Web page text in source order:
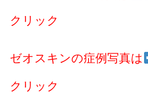
クリック
ゼオスキンの症例写真は
クリック